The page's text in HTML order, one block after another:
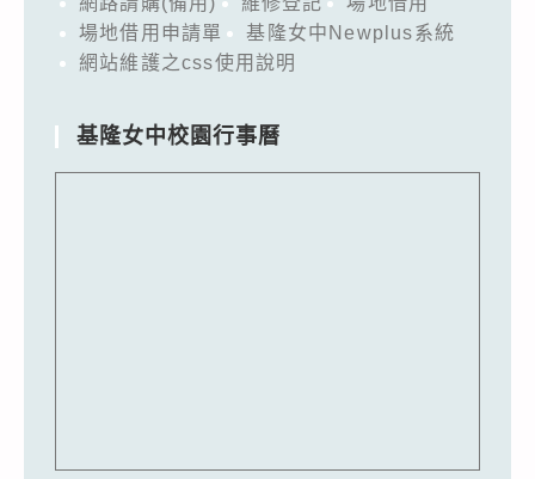
場地借用申請單
基隆女中Newplus系統
網站維護之css使用說明
基隆女中校園行事曆